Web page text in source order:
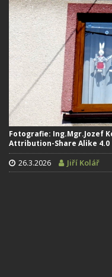
Fotografie: Ing.Mgr.Jozef
Attribution-Share Alike 4.0
26.3.2026 Jiří Kolář